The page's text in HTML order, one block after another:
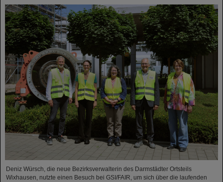
Deniz Würsch, die neue Bezirksverwalterin des Darmstädter Ortsteils
Wixhausen, nutzte einen Besuch bei GSI/FAIR, um sich über die laufenden